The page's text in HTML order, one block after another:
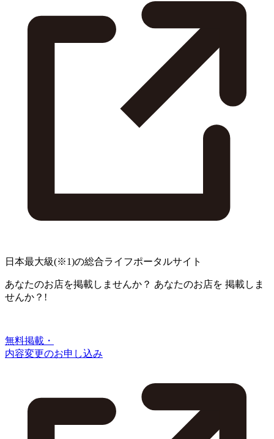
日本最大級(※1)の総合ライフポータルサイト
あなたのお店を掲載しませんか？ あなたのお店を 掲載しま
せんか？!
無料掲載・
内容変更のお申し込み